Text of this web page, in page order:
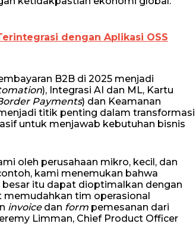
dengan Aplikasi OSS
B2B di 2025 menjadi
), Integrasi AI dan ML, Kartu
Payments) dan Keamanan
titik penting dalam transformasi
untuk menjawab kebutuhan bisnis
oleh perusahaan mikro, kecil, dan
kami menemukan bahwa
itu dapat dioptimalkan dengan
memudahkan tim operasional
invoice dan form pemesanan dari
Limman, Chief Product Officer